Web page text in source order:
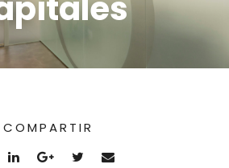
COMPARTIR